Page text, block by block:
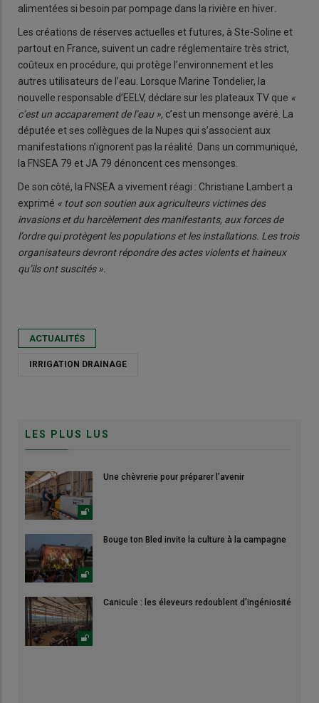
alimentées si besoin par pompage dans la rivière en hiver
Les créations de réserves actuelles et futures, à Ste-Soline et
partout en France, suivent un cadre réglementaire très strict,
coûteux en procédure, qui protège l’environnement et les
autres utilisateurs de l’eau. Lorsque Marine Tondelier, la
nouvelle responsable d’EELV, déclare sur les plateaux TV que «
c’est un accaparement de l’eau », c’est un mensonge avéré. La
députée et ses collègues de la Nupes qui s’associent aux
manifestations n’ignorent pas la réalité. Dans un communiqué,
la FNSEA 79 et JA 79 dénoncent ces mensonges.
De son côté, la FNSEA a vivement réagi : Christiane Lambert a
exprimé « tout son soutien aux agriculteurs victimes des
invasions et du harcèlement des manifestants, aux forces de
l’ordre qui protègent les populations et les installations. Les trois
organisateurs devront répondre des actes violents et haineux
qu’ils ont suscités ».
ACTUALITÉS
IRRIGATION DRAINAGE
LES PLUS LUS
Une chèvrerie pour préparer l’avenir
Bouge ton Bled invite la culture à la campagne
Canicule : les éleveurs redoublent d'ingéniosité